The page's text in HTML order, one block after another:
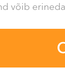
võib